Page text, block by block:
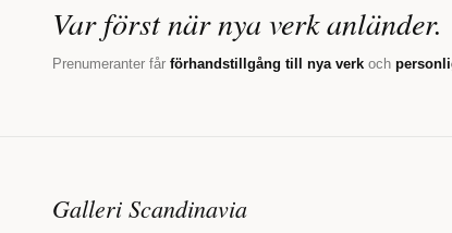
Var först när nya verk anländer.
Prenumeranter får förhandstillgång till nya verk och
Galleri Scandinavia